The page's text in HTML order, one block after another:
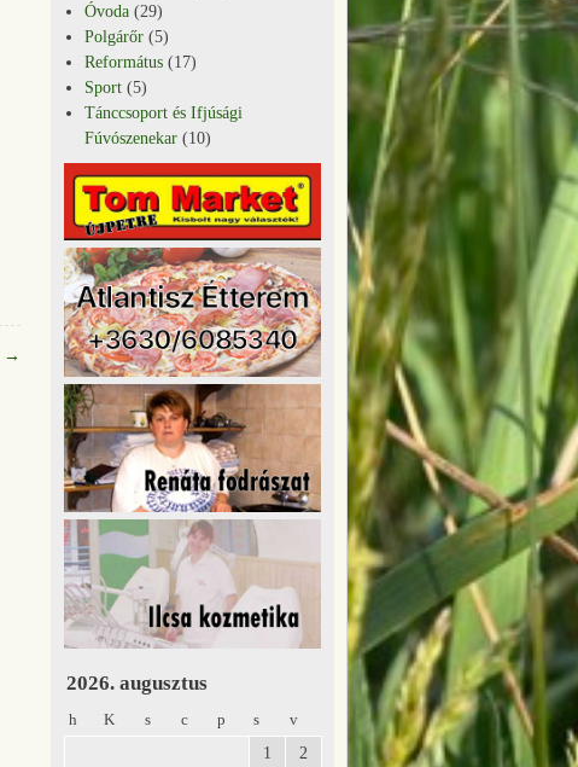
→
Óvoda (29)
Polgárőr (5)
Református (17)
Sport (5)
Tánccsoport és Ifjúsági
Fúvószenekar (10)
2026. augusztus
h K s c p s v
1 2